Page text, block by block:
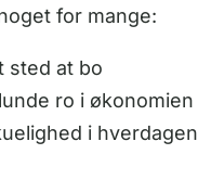
for mange:
sted at bo
ro i økonomien
i hverdagen